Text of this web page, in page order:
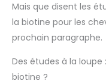
Mais que disent les
la biotine pour les
prochain paragraphe.
Des études à la
biotine ?